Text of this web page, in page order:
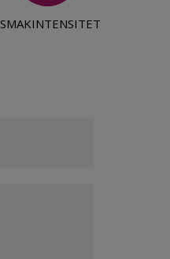
SMAKINTENSITET